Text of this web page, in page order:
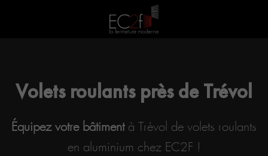
Volets roulants près de Trévol
Équipez votre bâtimentà Trévol de volets roulants
en aluminium chez EC2F !